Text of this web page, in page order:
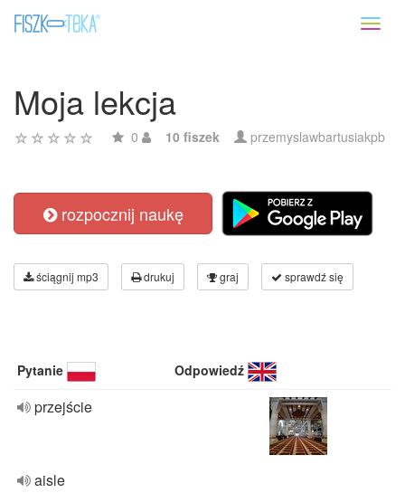
Moja lekcja
0 10 fiszek przemyslawbartusiakpb
rozpocznij naukę
ściągnij mp3 drukuj graj sprawdź się
Pytanie Odpowiedź
przejście
aisle